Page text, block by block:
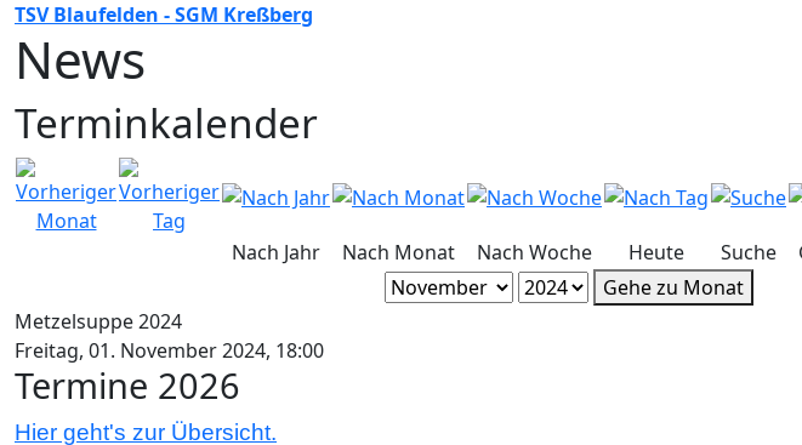
TSV Blaufelden - SGM Kreßberg
News
Terminkalender
Nach Jahr Nach Monat Nach Woche Heute Suche
Gehe zu Monat
Metzelsuppe 2024
Freitag, 01. November 2024, 18:00
Termine 2026
Hier geht's zur Übersicht.